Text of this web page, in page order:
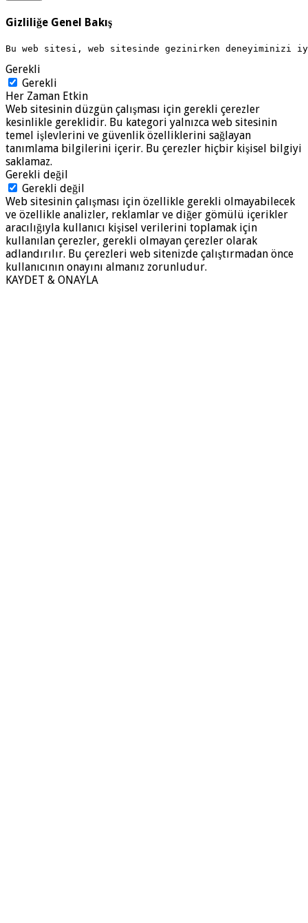
Gizliliğe Genel Bakış
Bu web sitesi, web sitesinde gezinirken deneyiminizi
Gerekli
Gerekli
Her Zaman Etkin
Web sitesinin düzgün çalışması için gerekli çerezler
kesinlikle gereklidir. Bu kategori yalnızca web sitesinin
temel işlevlerini ve güvenlik özelliklerini sağlayan
tanımlama bilgilerini içerir. Bu çerezler hiçbir kişisel bilgiyi
saklamaz.
Gerekli değil
Gerekli değil
Web sitesinin çalışması için özellikle gerekli olmayabilecek
ve özellikle analizler, reklamlar ve diğer gömülü içerikler
aracılığıyla kullanıcı kişisel verilerini toplamak için
kullanılan çerezler, gerekli olmayan çerezler olarak
adlandırılır. Bu çerezleri web sitenizde çalıştırmadan önce
kullanıcının onayını almanız zorunludur.
KAYDET & ONAYLA